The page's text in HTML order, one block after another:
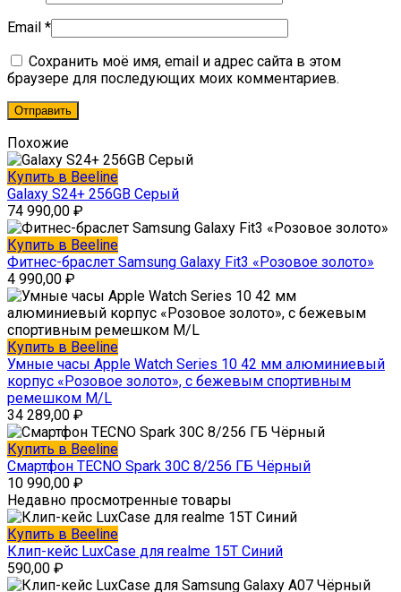
Email *
Сохранить моё имя, email и адрес сайта в этом
браузере для последующих моих комментариев.
Похожие
Купить в Beeline
Galaxy S24+ 256GB Серый
74 990,00 ₽
Купить в Beeline
Фитнес-браслет Samsung Galaxy Fit3 «Розовое золото»
4 990,00 ₽
Купить в Beeline
Умные часы Apple Watch Series 10 42 мм алюминиевый
корпус «Розовое золото», с бежевым спортивным
ремешком M/L
34 289,00 ₽
Купить в Beeline
Смартфон TECNO Spark 30C 8/256 ГБ Чёрный
10 990,00 ₽
Недавно просмотренные товары
Купить в Beeline
Клип-кейс LuxCase для realme 15T Синий
590,00 ₽